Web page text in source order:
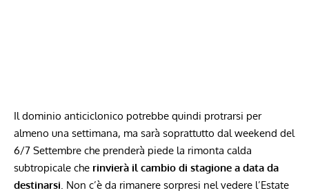
Il dominio anticiclonico potrebbe quindi protrarsi per
almeno una settimana, ma sarà soprattutto dal weekend del
6/7 Settembre che prenderà piede la rimonta calda
subtropicale che rinvierà il cambio di stagione a data da
destinarsi. Non c’è da rimanere sorpresi nel vedere l’Estate